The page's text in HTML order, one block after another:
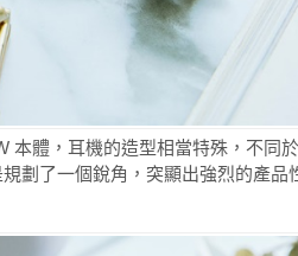
本體，耳機的造型相當特殊，不同
劃了一個銳角，突顯出強烈的產品